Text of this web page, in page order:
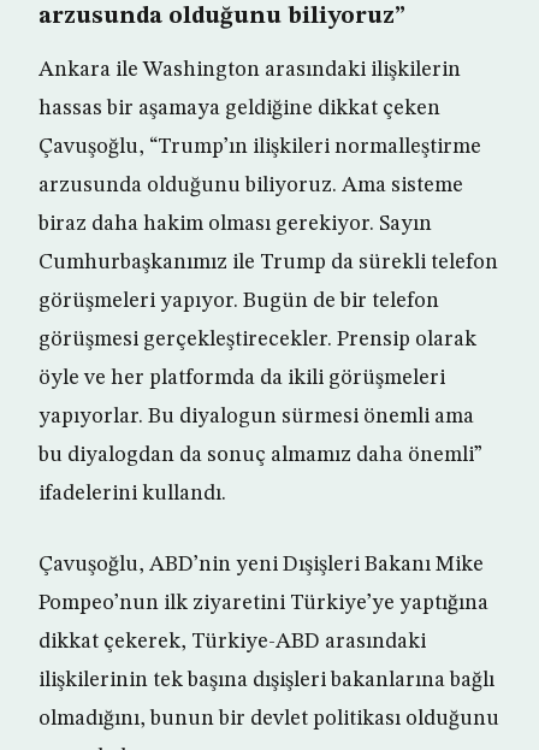
arzusunda olduğunu biliyoruz”
Ankara ile Washington arasındaki ilişkilerin
hassas bir aşamaya geldiğine dikkat çeken
Çavuşoğlu, “Trump’ın ilişkileri normalleştirme
arzusunda olduğunu biliyoruz. Ama sisteme
biraz daha hakim olması gerekiyor. Sayın
Cumhurbaşkanımız ile Trump da sürekli telefon
görüşmeleri yapıyor. Bugün de bir telefon
görüşmesi gerçekleştirecekler. Prensip olarak
öyle ve her platformda da ikili görüşmeleri
yapıyorlar. Bu diyalogun sürmesi önemli ama
bu diyalogdan da sonuç almamız daha önemli”
ifadelerini kullandı.
Çavuşoğlu, ABD’nin yeni Dışişleri Bakanı Mike
Pompeo’nun ilk ziyaretini Türkiye’ye yaptığına
dikkat çekerek, Türkiye-ABD arasındaki
ilişkilerinin tek başına dışişleri bakanlarına bağlı
olmadığını, bunun bir devlet politikası olduğunu